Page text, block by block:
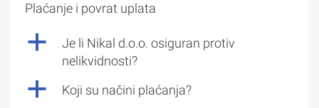
Plaćanje i povrat uplata
a
Je li Nikal d.o.o. osiguran protiv
nelikvidnosti?
a Koji su načini plaćanja?